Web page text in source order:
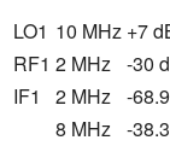
LO1 10 MHz +7
RF1 2 MHz -30
IF1
2 MHz -
8 MHz -